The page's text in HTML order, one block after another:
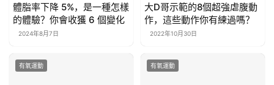
體脂率下降 5%，是一種怎樣
的體驗？你會收獲 6 個變化
2024年8月7日
大D哥示範的8個超強虐腹動
作，這些動作你有練過嗎？
2022年10月30日
有氧運動 有氧運動